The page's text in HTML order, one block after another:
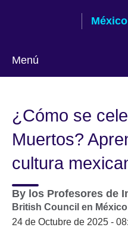
México
Menú
language
¿Cómo se
Muertos?
cultura
By los Profesores de
British Council en México
24 de Octubre de 2025 -